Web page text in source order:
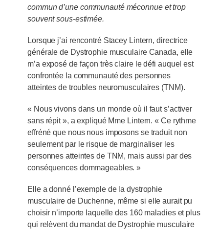
commun d’une communauté méconnue et trop
souvent sous-estimée.
Lorsque j’ai rencontré Stacey Lintern, directrice
générale de Dystrophie musculaire Canada, elle
m’a exposé de façon très claire le défi auquel est
confrontée la communauté des personnes
atteintes de troubles neuromusculaires (TNM).
« Nous vivons dans un monde où il faut s’activer
sans répit », a expliqué Mme Lintern. « Ce rythme
effréné que nous nous imposons se traduit non
seulement par le risque de marginaliser les
personnes atteintes de TNM, mais aussi par des
conséquences dommageables. »
Elle a donné l’exemple de la dystrophie
musculaire de Duchenne, même si elle aurait pu
choisir n’importe laquelle des 160 maladies et plus
qui relèvent du mandat de Dystrophie musculaire